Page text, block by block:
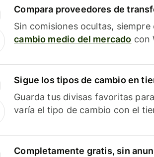
Compara proveedores de
Sin comisiones ocultas,
cambio medio del mercado con
Sigue los tipos de cambio en
Guarda tus divisas favoritas
varía el tipo de cambio con el
Completamente gratis, sin